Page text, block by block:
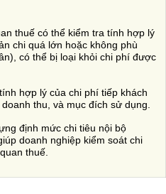
thuế có thể kiểm tra tính hợp lý
chi quá lớn hoặc không phù
có thể bị loại khỏi chi phí được
hợp lý của chi phí tiếp khách
thu, và mục đích sử dụng.
định mức chi tiêu nội bộ
doanh nghiệp kiểm soát chi
thuế.